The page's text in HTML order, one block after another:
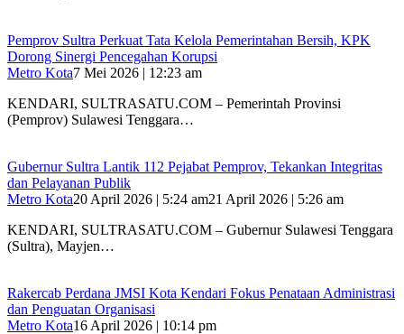
Pemprov Sultra Perkuat Tata Kelola Pemerintahan Bersih, KPK
Dorong Sinergi Pencegahan Korupsi
Metro Kota7 Mei 2026 | 12:23 am
KENDARI, SULTRASATU.COM – Pemerintah Provinsi
(Pemprov) Sulawesi Tenggara…
Gubernur Sultra Lantik 112 Pejabat Pemprov, Tekankan Integritas
dan Pelayanan Publik
Metro Kota20 April 2026 | 5:24 am21 April 2026 | 5:26 am
KENDARI, SULTRASATU.COM – Gubernur Sulawesi Tenggara
(Sultra), Mayjen…
Rakercab Perdana JMSI Kota Kendari Fokus Penataan Administrasi
dan Penguatan Organisasi
Metro Kota16 April 2026 | 10:14 pm